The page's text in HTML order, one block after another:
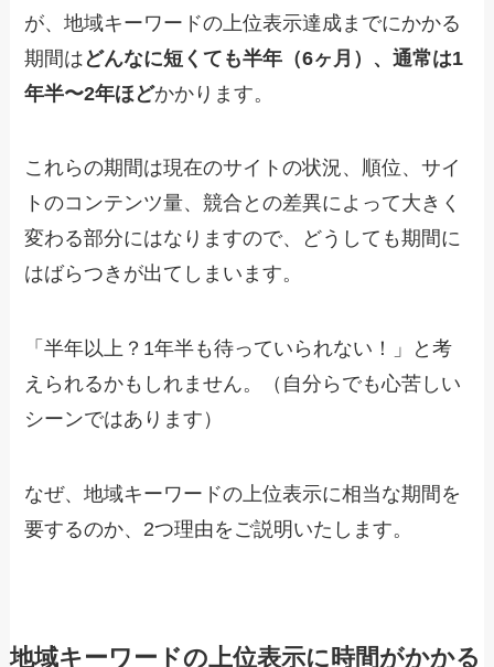
が、地域キーワードの上位表示達成までにかかる
期間は どんなに短くても半年（6ヶ月）、通常は1
年半〜2年ほどかかります。
これらの期間は現在のサイトの状況、順位、サイ
トのコンテンツ量、競合との差異によって大きく
変わる部分にはなりますので、どうしても期間に
はばらつきが出てしまいます。
「半年以上？1年半も待っていられない！」と考
えられるかもしれません。（自分らでも心苦しい
シーンではあります）
なぜ、地域キーワードの上位表示に相当な期間を
要するのか、2つ理由をご説明いたします。
地域キーワードの上位表示に時間がかかる